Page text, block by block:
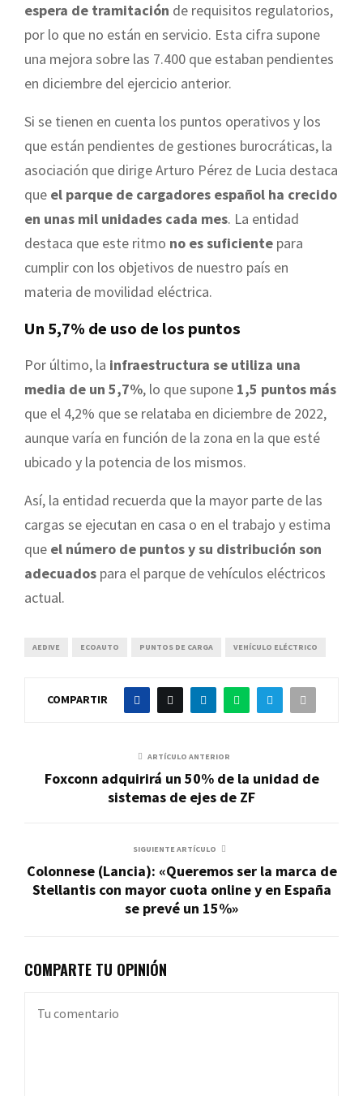
espera de tramitación de requisitos regulatorios,
por lo que no están en servicio. Esta cifra supone
una mejora sobre las 7.400 que estaban pendientes
en diciembre del ejercicio anterior.
Si se tienen en cuenta los puntos operativos y los
que están pendientes de gestiones burocráticas, la
asociación que dirige Arturo Pérez de Lucia destaca
que el parque de cargadores español ha crecido
en unas mil unidades cada mes. La entidad
destaca que este ritmo no es suficiente para
cumplir con los objetivos de nuestro país en
materia de movilidad eléctrica.
Un 5,7% de uso de los puntos
Por último, la infraestructura se utiliza una
media de un 5,7%, lo que supone 1,5 puntos más
que el 4,2% que se relataba en diciembre de 2022,
aunque varía en función de la zona en la que esté
ubicado y la potencia de los mismos.
Así, la entidad recuerda que la mayor parte de las
cargas se ejecutan en casa o en el trabajo y estima
que el número de puntos y su distribución son
adecuados para el parque de vehículos eléctricos
actual.
AEDIVE ECOAUTO PUNTOS DE CARGA VEHÍCULO ELÉCTRICO
COMPARTIR
ARTÍCULO ANTERIOR
Foxconn adquirirá un 50% de la unidad de
sistemas de ejes de ZF
SIGUIENTE ARTÍCULO
Colonnese (Lancia): «Queremos ser la marca de
Stellantis con mayor cuota online y en España
se prevé un 15%»
COMPARTE TU OPINIÓN